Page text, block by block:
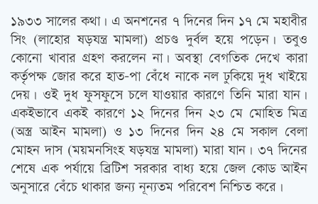
১৯৩৩ সালের কথা। এ অনশনের ৭ দিনের দিন ১৭ মে মহাবীর
সিং (লাহোর ষড়যন্ত্র মামলা) প্রচণ্ড দুর্বল হয়ে পড়েন। তবুও
কোনো খাবার গ্রহণ করলেন না। অবস্থা বেগতিক দেখে কারা
কর্তৃপক্ষ জোর করে হাত-পা বেঁধে নাকে নল ঢুকিয়ে দুধ খাইয়ে
দেয়। ওই দুধ ফুসফুসে চলে যাওয়ার কারণে তিনি মারা যান।
একইভাবে একই কারণে ১২ দিনের দিন ২৩ মে মোহিত মিত্র
(অস্ত্র আইন মামলা) ও ১৩ দিনের দিন ২৪ মে সকাল বেলা
মোহন দাস (ময়মনসিংহ ষড়যন্ত্র মামলা) মারা যান। ৩৭ দিনের
শেষে এক পর্যায়ে ব্রিটিশ সরকার বাধ্য হয়ে জেল কোড আইন
অনুসারে বেঁচে থাকার জন্য নূন্যতম পরিবেশ নিশ্চিত করে।